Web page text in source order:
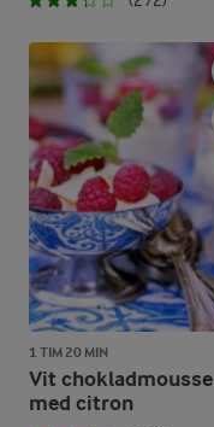
1 TIM 20 MIN
Vit chokladmousse
med citron